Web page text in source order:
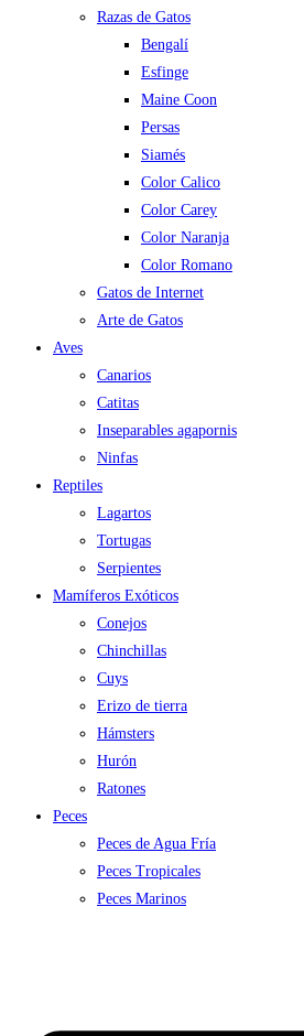
Razas de Gatos
Bengalí
Esfinge
Maine Coon
Persas
Siamés
Color Calico
Color Carey
Color Naranja
Color Romano
Gatos de Internet
Arte de Gatos
Aves
Canarios
Catitas
Inseparables agapornis
Ninfas
Reptiles
Lagartos
Tortugas
Serpientes
Mamíferos Exóticos
Conejos
Chinchillas
Cuys
Erizo de tierra
Hámsters
Hurón
Ratones
Peces
Peces de Agua Fría
Peces Tropicales
Peces Marinos